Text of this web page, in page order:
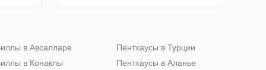
в Авсалларе
в Конаклы
Пентхаусы в Турции
Пентхаусы в Аланье